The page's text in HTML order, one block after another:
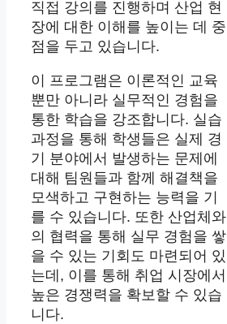
직접 강의를 진행하며 산업 현
장에 대한 이해를 높이는 데 중
점을 두고 있습니다.
이 프로그램은 이론적인 교육
뿐만 아니라 실무적인 경험을
통한 학습을 강조합니다. 실습
과정을 통해 학생들은 실제 경
기 분야에서 발생하는 문제에
대해 팀원들과 함께 해결책을
모색하고 구현하는 능력을 기
를 수 있습니다. 또한 산업체와
의 협력을 통해 실무 경험을 쌓
을 수 있는 기회도 마련되어 있
는데, 이를 통해 취업 시장에서
높은 경쟁력을 확보할 수 있습
니다.